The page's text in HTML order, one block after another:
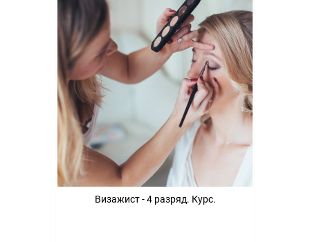
Визажист - 4 разряд. Курс.